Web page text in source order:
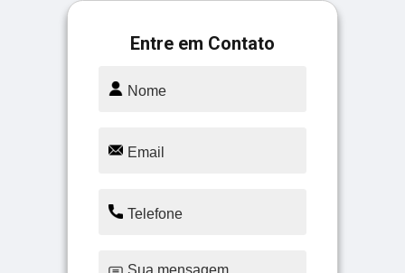
Entre em Contato